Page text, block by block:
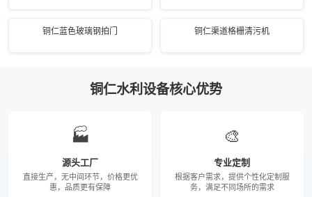
铜仁蓝色玻璃钢拍门 铜仁渠道格栅清污机
铜仁水利设备核心优势
🏭
源头工厂
直接生产，无中间环节，价格更优
惠，品质更有保障
🎨
专业定制
根据客户需求，提供个性化定制服
务，满足不同场所的需求